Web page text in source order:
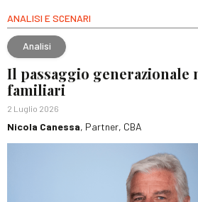
ANALISI E SCENARI
Analisi
Il passaggio generazionale
familiari
2 Luglio 2026
Nicola Canessa, Partner, CBA